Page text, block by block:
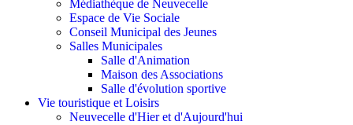
Médiathèque de Neuvecelle
Espace de Vie Sociale
Conseil Municipal des Jeunes
Salles Municipales
Salle d'Animation
Maison des Associations
Salle d'évolution sportive
Vie touristique et Loisirs
Neuvecelle d'Hier et d'Aujourd'hui